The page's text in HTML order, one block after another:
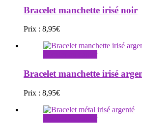
Bracelet manchette irisé noir
Prix : 8,95€
Bracelet manchette irisé
Prix : 8,95€